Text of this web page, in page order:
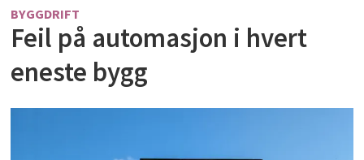
BYGGDRIFT
Feil på automasjon i hvert
eneste bygg